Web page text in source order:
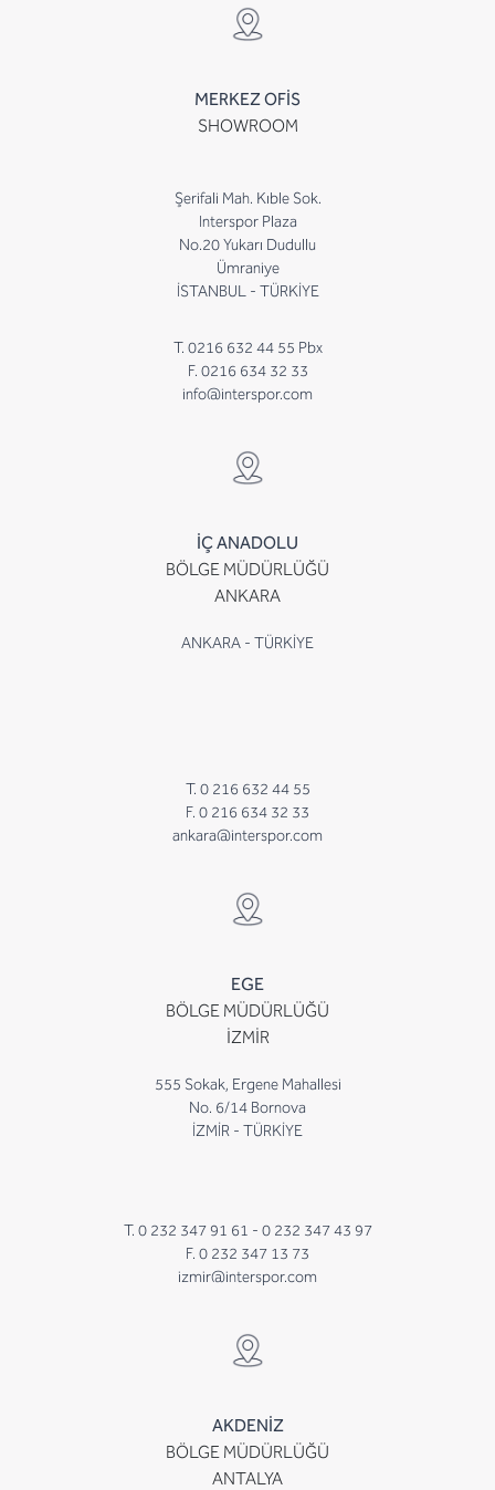
MERKEZ OFİS
SHOWROOM
Şerifali Mah. Kıble Sok.
Interspor Plaza
No.20 Yukarı Dudullu
Ümraniye
İSTANBUL - TÜRKİYE
T. 0216 632 44 55 Pbx
F. 0216 634 32 33
info@interspor.com
İÇ ANADOLU
BÖLGE MÜDÜRLÜĞÜ
ANKARA
ANKARA - TÜRKİYE
T. 0 216 632 44 55
F. 0 216 634 32 33
ankara@interspor.com
EGE
BÖLGE MÜDÜRLÜĞÜ
İZMİR
555 Sokak, Ergene Mahallesi
No. 6/14 Bornova
İZMİR - TÜRKİYE
T. 0 232 347 91 61 - 0 232 347 43 97
F. 0 232 347 13 73
izmir@interspor.com
AKDENİZ
BÖLGE MÜDÜRLÜĞÜ
ANTALYA